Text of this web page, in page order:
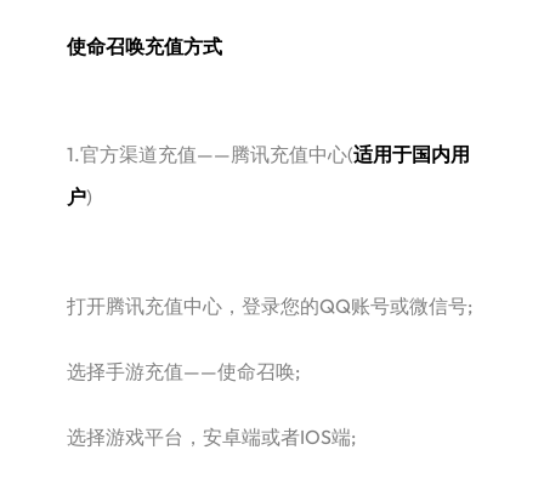
使命召唤充值方式
1.官方渠道充值——腾讯充值中心(适用于国内用
户)
打开腾讯充值中心，登录您的QQ账号或微信号;
选择手游充值——使命召唤;
选择游戏平台，安卓端或者IOS端;